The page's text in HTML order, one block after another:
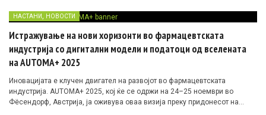
НАСТАНИ, НОВОСТИ
Истражување на нови хоризонти во фармацевтската
индустрија со дигитални модели и податоци од вселената
на AUTOMA+ 2025
Иновацијата е клучен двигател на развојот во фармацевтската
индустрија. AUTOMA+ 2025, кој ќе се одржи на 24–25 ноември во
Фёсендорф, Австрија, ја оживува оваа визија преку придонесот на